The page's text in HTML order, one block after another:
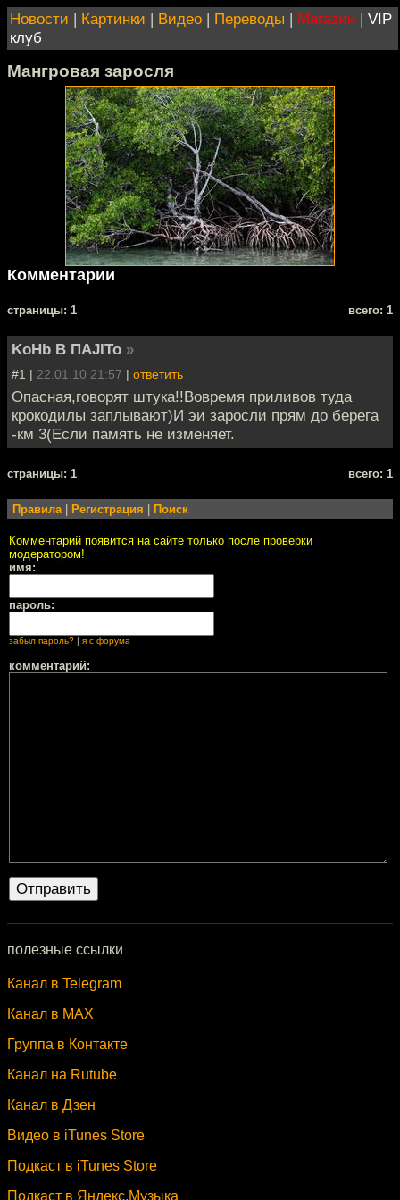
Новости | Картинки | Видео | Переводы | Магазин | VIP
клуб
Мангровая заросля
Комментарии
cтраницы: 1 всего: 1
KoHb B ПAJITo »
#1 | 22.01.10 21:57 | ответить
Опасная,говорят штука!!Вовремя приливов туда
крокодилы заплывают)И эи заросли прям до берега
-км 3(Если память не изменяет.
cтраницы: 1 всего: 1
Правила Регистрация Поиск
Комментарий появится на сайте только после проверки
модератором!
имя:
пароль:
забыл пароль? | я с форума
комментарий:
полезные ссылки
Канал в Telegram
Канал в MAX
Группа в Контакте
Канал на Rutube
Канал в Дзен
Видео в iTunes Store
Подкаст в iTunes Store
Подкаст в Яндекс.Музыка